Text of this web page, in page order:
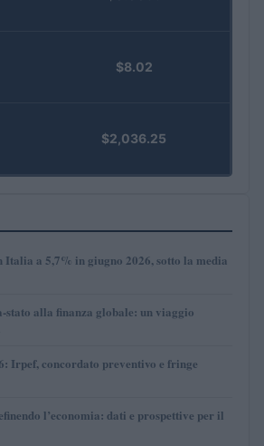
$8.02
$2,036.25
Italia a 5,7% in giugno 2026, sotto la media
stato alla finanza globale: un viaggio
Irpef, concordato preventivo e fringe
l’economia: dati e prospettive per il